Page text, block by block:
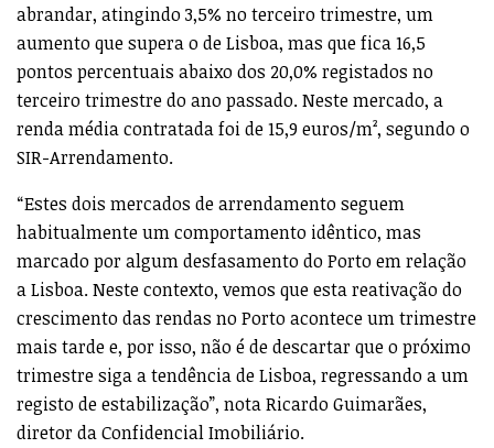
abrandar, atingindo 3,5% no terceiro trimestre, um
aumento que supera o de Lisboa, mas que fica 16,5
pontos percentuais abaixo dos 20,0% registados no
terceiro trimestre do ano passado. Neste mercado, a
renda média contratada foi de 15,9 euros/m², segundo o
SIR-Arrendamento.
“Estes dois mercados de arrendamento seguem
habitualmente um comportamento idêntico, mas
marcado por algum desfasamento do Porto em relação
a Lisboa. Neste contexto, vemos que esta reativação do
crescimento das rendas no Porto acontece um trimestre
mais tarde e, por isso, não é de descartar que o próximo
trimestre siga a tendência de Lisboa, regressando a um
registo de estabilização”, nota Ricardo Guimarães,
diretor da Confidencial Imobiliário.